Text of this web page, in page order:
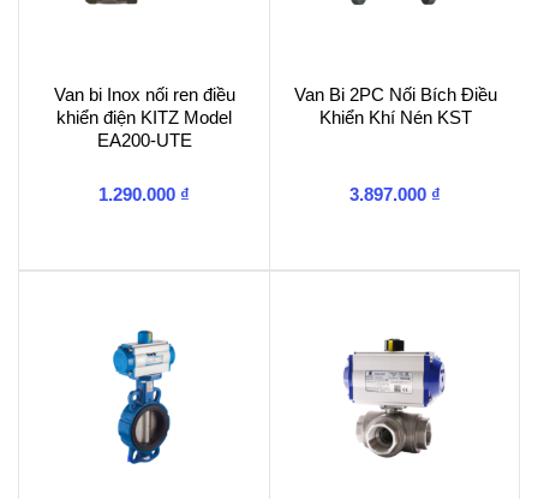
Van bi Inox nối ren điều
khiển điện KITZ Model
EA200-UTE
1.290.000 ₫
Van Bi 2PC Nối Bích Điều
Khiển Khí Nén KST
3.897.000 ₫